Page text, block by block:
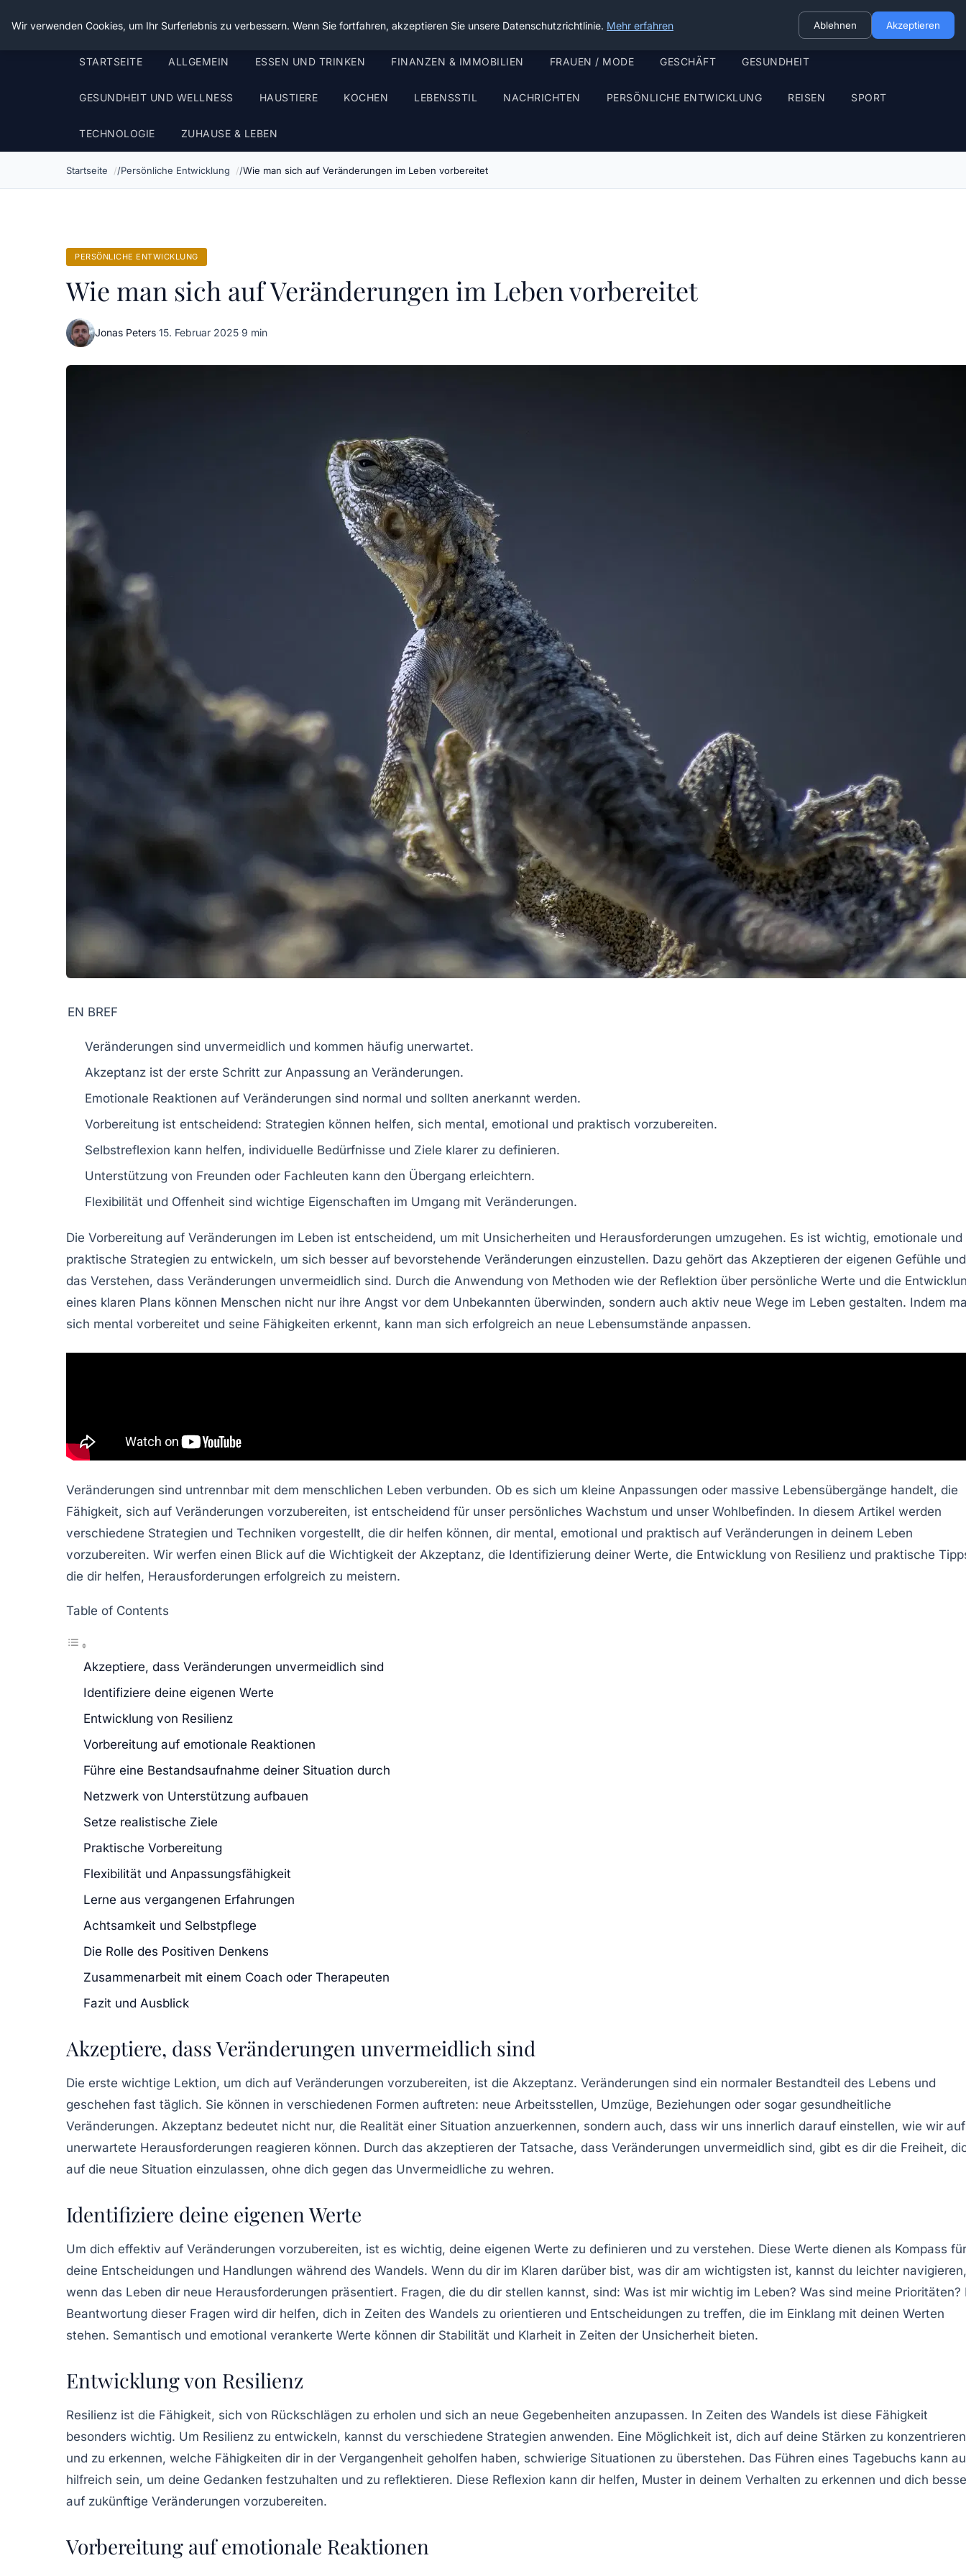
Die Schnitter
STARTSEITE ALLGEMEIN ESSEN UND TRINKEN FINANZEN & IMMOBILIEN FRAUEN / MODE GESCHÄFT GESUNDHEIT
GESUNDHEIT UND WELLNESS HAUSTIERE KOCHEN LEBENSSTIL NACHRICHTEN PERSÖNLICHE ENTWICKLUNG REISEN SPORT
TECHNOLOGIE ZUHAUSE & LEBEN
Startseite Persönliche Entwicklung Wie man sich auf Veränderungen im Leben vorbereitet
PERSÖNLICHE ENTWICKLUNG
Wie man sich auf Veränderungen im Leben vorbereitet
Jonas Peters·15. Februar 2025·9 min
EN BREF
Veränderungen sind unvermeidlich und kommen häufig unerwartet.
Akzeptanz ist der erste Schritt zur Anpassung an Veränderungen.
Emotionale Reaktionen auf Veränderungen sind normal und sollten anerkannt werden.
Vorbereitung ist entscheidend: Strategien können helfen, sich mental, emotional und praktisch vorzubereiten.
Selbstreflexion kann helfen, individuelle Bedürfnisse und Ziele klarer zu definieren.
Unterstützung von Freunden oder Fachleuten kann den Übergang erleichtern.
Flexibilität und Offenheit sind wichtige Eigenschaften im Umgang mit Veränderungen.
Die Vorbereitung auf Veränderungen im Leben ist entscheidend, um mit Unsicherheiten und Herausforderungen umzugehen. Es ist wichtig, emotionale und
praktische Strategien zu entwickeln, um sich besser auf bevorstehende Veränderungen einzustellen. Dazu gehört das Akzeptieren der eigenen Gefühle und
das Verstehen, dass Veränderungen unvermeidlich sind. Durch die Anwendung von Methoden wie der Reflektion über persönliche Werte und die
eines klaren Plans können Menschen nicht nur ihre Angst vor dem Unbekannten überwinden, sondern auch aktiv neue Wege im Leben gestalten. Indem
sich mental vorbereitet und seine Fähigkeiten erkennt, kann man sich erfolgreich an neue Lebensumstände anpassen.
Veränderungen sind untrennbar mit dem menschlichen Leben verbunden. Ob es sich um kleine Anpassungen oder massive Lebensübergänge handelt, die
Fähigkeit, sich auf Veränderungen vorzubereiten, ist entscheidend für unser persönliches Wachstum und unser Wohlbefinden. In diesem Artikel werden
verschiedene Strategien und Techniken vorgestellt, die dir helfen können, dir mental, emotional und praktisch auf Veränderungen in deinem Leben
vorzubereiten. Wir werfen einen Blick auf die Wichtigkeit der Akzeptanz, die Identifizierung deiner Werte, die Entwicklung von Resilienz und praktische
die dir helfen, Herausforderungen erfolgreich zu meistern.
Table of Contents
Akzeptiere, dass Veränderungen unvermeidlich sind
Identifiziere deine eigenen Werte
Entwicklung von Resilienz
Vorbereitung auf emotionale Reaktionen
Führe eine Bestandsaufnahme deiner Situation durch
Netzwerk von Unterstützung aufbauen
Setze realistische Ziele
Praktische Vorbereitung
Flexibilität und Anpassungsfähigkeit
Lerne aus vergangenen Erfahrungen
Achtsamkeit und Selbstpflege
Die Rolle des Positiven Denkens
Zusammenarbeit mit einem Coach oder Therapeuten
Fazit und Ausblick
Akzeptiere, dass Veränderungen unvermeidlich sind
Die erste wichtige Lektion, um dich auf Veränderungen vorzubereiten, ist die Akzeptanz. Veränderungen sind ein normaler Bestandteil des Lebens und
geschehen fast täglich. Sie können in verschiedenen Formen auftreten: neue Arbeitsstellen, Umzüge, Beziehungen oder sogar gesundheitliche
Veränderungen. Akzeptanz bedeutet nicht nur, die Realität einer Situation anzuerkennen, sondern auch, dass wir uns innerlich darauf einstellen, wie wir auf
unerwartete Herausforderungen reagieren können. Durch das akzeptieren der Tatsache, dass Veränderungen unvermeidlich sind, gibt es dir die Freiheit,
auf die neue Situation einzulassen, ohne dich gegen das Unvermeidliche zu wehren.
Identifiziere deine eigenen Werte
Um dich effektiv auf Veränderungen vorzubereiten, ist es wichtig, deine eigenen Werte zu definieren und zu verstehen. Diese Werte dienen als Kompass für
deine Entscheidungen und Handlungen während des Wandels. Wenn du dir im Klaren darüber bist, was dir am wichtigsten ist, kannst du leichter navigieren,
wenn das Leben dir neue Herausforderungen präsentiert. Fragen, die du dir stellen kannst, sind: Was ist mir wichtig im Leben? Was sind meine Prioritäten?
Beantwortung dieser Fragen wird dir helfen, dich in Zeiten des Wandels zu orientieren und Entscheidungen zu treffen, die im Einklang mit deinen Werten
stehen. Semantisch und emotional verankerte Werte können dir Stabilität und Klarheit in Zeiten der Unsicherheit bieten.
Entwicklung von Resilienz
Resilienz ist die Fähigkeit, sich von Rückschlägen zu erholen und sich an neue Gegebenheiten anzupassen. In Zeiten des Wandels ist diese Fähigkeit
besonders wichtig. Um Resilienz zu entwickeln, kannst du verschiedene Strategien anwenden. Eine Möglichkeit ist, dich auf deine Stärken zu konzentrieren
und zu erkennen, welche Fähigkeiten dir in der Vergangenheit geholfen haben, schwierige Situationen zu überstehen. Das Führen eines Tagebuchs kann
hilfreich sein, um deine Gedanken festzuhalten und zu reflektieren. Diese Reflexion kann dir helfen, Muster in deinem Verhalten zu erkennen und dich
auf zukünftige Veränderungen vorzubereiten.
Vorbereitung auf emotionale Reaktionen
Wir verwenden Cookies, um Ihr Surferlebnis zu verbessern. Wenn Sie fortfahren, akzeptieren Sie unsere Datenschutzrichtlinie. Mehr erfahren Ablehnen Akzeptieren